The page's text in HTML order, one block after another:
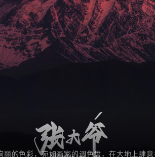
的色彩，宛如画家的调色盘，在大地上